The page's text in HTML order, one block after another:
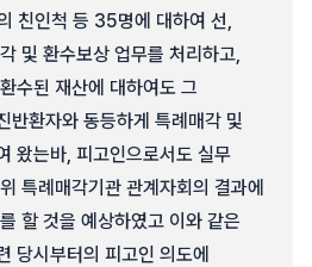
친인척 등 35명에 대하여 선,
및 환수보상 업무를 처리하고,
수된 재산에 대하여도 그
반환자와 동등하게 특례매각 및
왔는바, 피고인으로서도 실무
특례매각기관 관계자회의 결과에
할 것을 예상하였고 이와 같은
당시부터의 피고인 의도에